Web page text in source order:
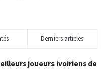
Derniers articles
joueurs ivoiriens de